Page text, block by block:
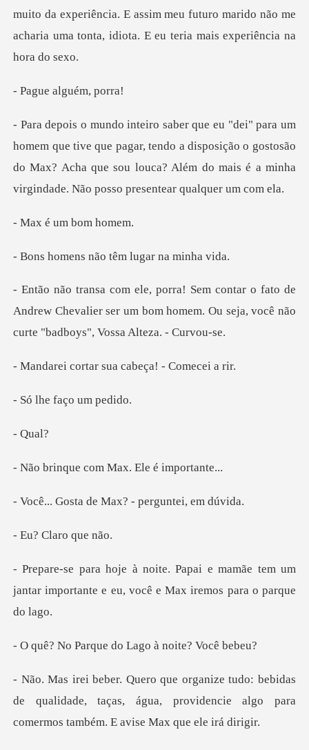
muito da experiência. E assim meu futuro mar
alguém
que pagar, tendo a disposição o gostosão
do Max? Acha que sou louca? Alé
um bom
não têm lugar
to de
Andrew Chevalier ser um bom homem. Ou seja,
ar sua cabeça!
faço um
Qu
com Max. Ele é
de Max? - perg
Claro
mamãe tem um
jantar importante e eu, v
que do Lago à n
idas
de qualidade, taças, água, providencie algo pa